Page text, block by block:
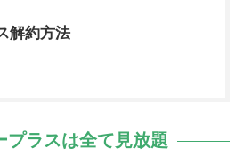
解約方法
プラスは全て見放題